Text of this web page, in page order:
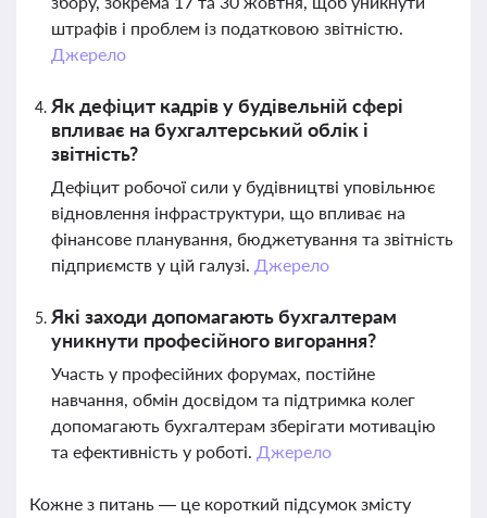
штрафів і проблем із податковою звітністю.
Джерело
Як дефіцит кадрів у будівельній сфері
впливає на бухгалтерський облік і
звітність?
Дефіцит робочої сили у будівництві уповільнює
відновлення інфраструктури, що впливає на
фінансове планування, бюджетування та звітність
підприємств у цій галузі. Джерело
Які заходи допомагають бухгалтерам
уникнути професійного вигорання?
Участь у професійних форумах, постійне
навчання, обмін досвідом та підтримка колег
допомагають бухгалтерам зберігати мотивацію
та ефективність у роботі. Джерело
Кожне з питань — це короткий підсумок змісту